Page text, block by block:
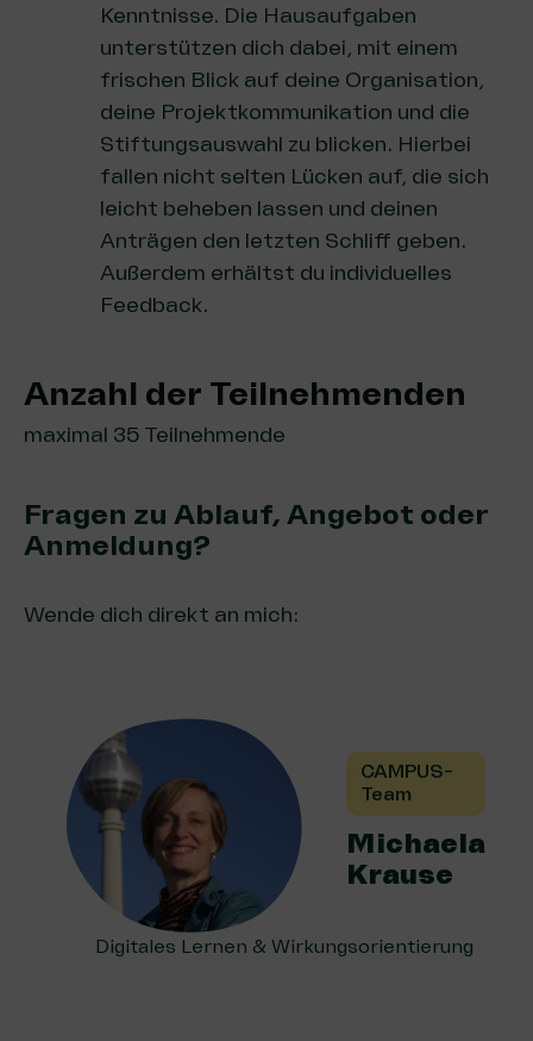
Kenntnisse. Die Hausaufgaben
unterstützen dich dabei, mit einem
frischen Blick auf deine Organisation,
deine Projektkommunikation und die
Stiftungsauswahl zu blicken. Hierbei
fallen nicht selten Lücken auf, die sich
leicht beheben lassen und deinen
Anträgen den letzten Schliff geben.
Außerdem erhältst du individuelles
Feedback.
Anzahl der Teilnehmenden
maximal 35 Teilnehmende
Fragen zu Ablauf, Angebot oder
Anmeldung?
Wende dich direkt an mich:
CAMPUS-
Team
Michaela
Krause
Digitales Lernen & Wirkungsorientierung